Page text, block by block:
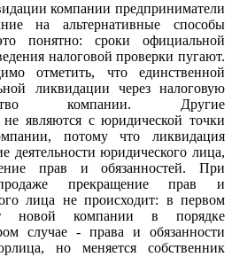
компании предприниматели
на альтернативные способы
понятно: сроки официальной
налоговой проверки пугают.
отметить, что единственной
ликвидации через налоговую
компании. Другие
не являются с юридической точки
потому что ликвидация
деятельности юридического лица,
прав и обязанностей. При
прекращение прав и
лица не происходит: в первом
новой компании в порядке
случае - права и обязанности
но меняется собственник